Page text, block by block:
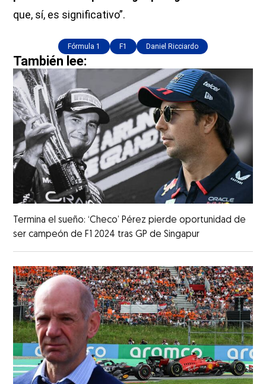
que, sí, es significativo”.
Fórmula 1 F1 Daniel Ricciardo
También lee:
Termina el sueño: ‘Checo’ Pérez pierde oportunidad de
ser campeón de F1 2024 tras GP de Singapur